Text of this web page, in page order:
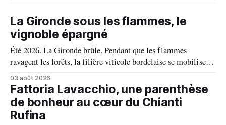
La Gironde sous les flammes, le
vignoble épargné
Été 2026. La Gironde brûle. Pendant que les flammes
ravagent les forêts, la filière viticole bordelaise se mobilise,
fait front commun et fait preuve d'une solidarité exemplaire
face aux incendies. Les vignes, sont épargnées et le millésime
s'annonce prometteur. Le feu n'aura pas eu le dernier mot.
03 août 2026
Fattoria Lavacchio, une parenthèse
de bonheur au cœur du Chianti
Rufina